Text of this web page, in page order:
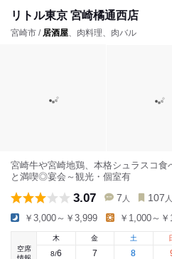
リトル東京 宮崎橘通西店
宮崎市 / 居酒屋、肉料理、肉バル
宮崎牛や宮崎地鶏、本格シュラスコ
と満喫◎宴会～観光・個室有
3.07 7 人 107 人
￥3,000～￥3,999 ￥1,000～
空席
木
8/6
金
7
土
8